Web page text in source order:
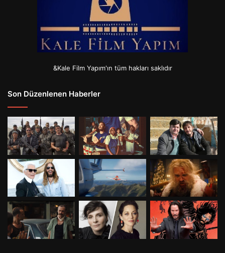
&Kale Film Yapım'ın tüm hakları saklıdır
Son Düzenlenen Haberler